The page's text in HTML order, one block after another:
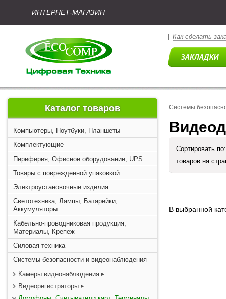
ИНТЕРНЕТ-МАГАЗИН
Как сделать
Каталог товаров
Компьютеры, Ноутбуки, Планшеты
Комплектующие
Периферия, Офисное оборудование, UPS
Товары с поврежденной упаковкой
Электроустановочные изделия
Светотехника, Лампы, Батарейки,
Аккумуляторы
Кабельно-проводниковая продукция,
Материалы, Крепеж
Силовая техника
Системы безопасности и видеонаблюдения
Камеры видеонаблюдения
Видеорегистраторы
Системы
Сортировать
товаров на
В выбранной